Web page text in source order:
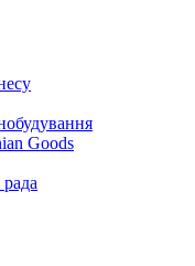
Goods